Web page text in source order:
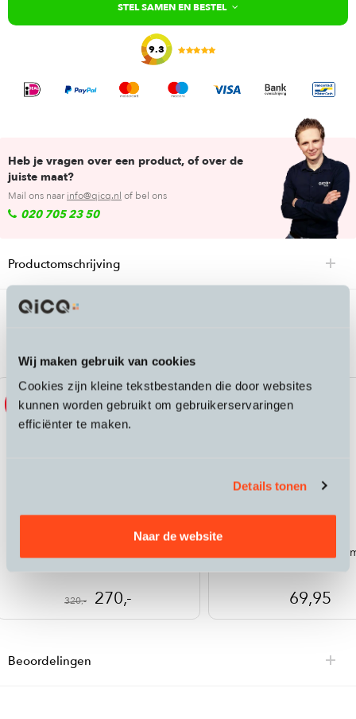
Wij maken gebruik van cookies
Cookies zijn kleine tekstbestanden die door websites
kunnen worden gebruikt om gebruikerservaringen
efficiënter te maken.
Details tonen
Naar de website
STEL SAMEN EN BESTEL
9.3
Heb je vragen over een product, of over de
juiste maat?
Mail ons naar info@qicq.nl of bel ons
020 705 23 50
Productomschrijving
Sale
Peak Performance
Tex Paclite
320,- 270,-
AeroBoost TM-1
69,95
Beoordelingen